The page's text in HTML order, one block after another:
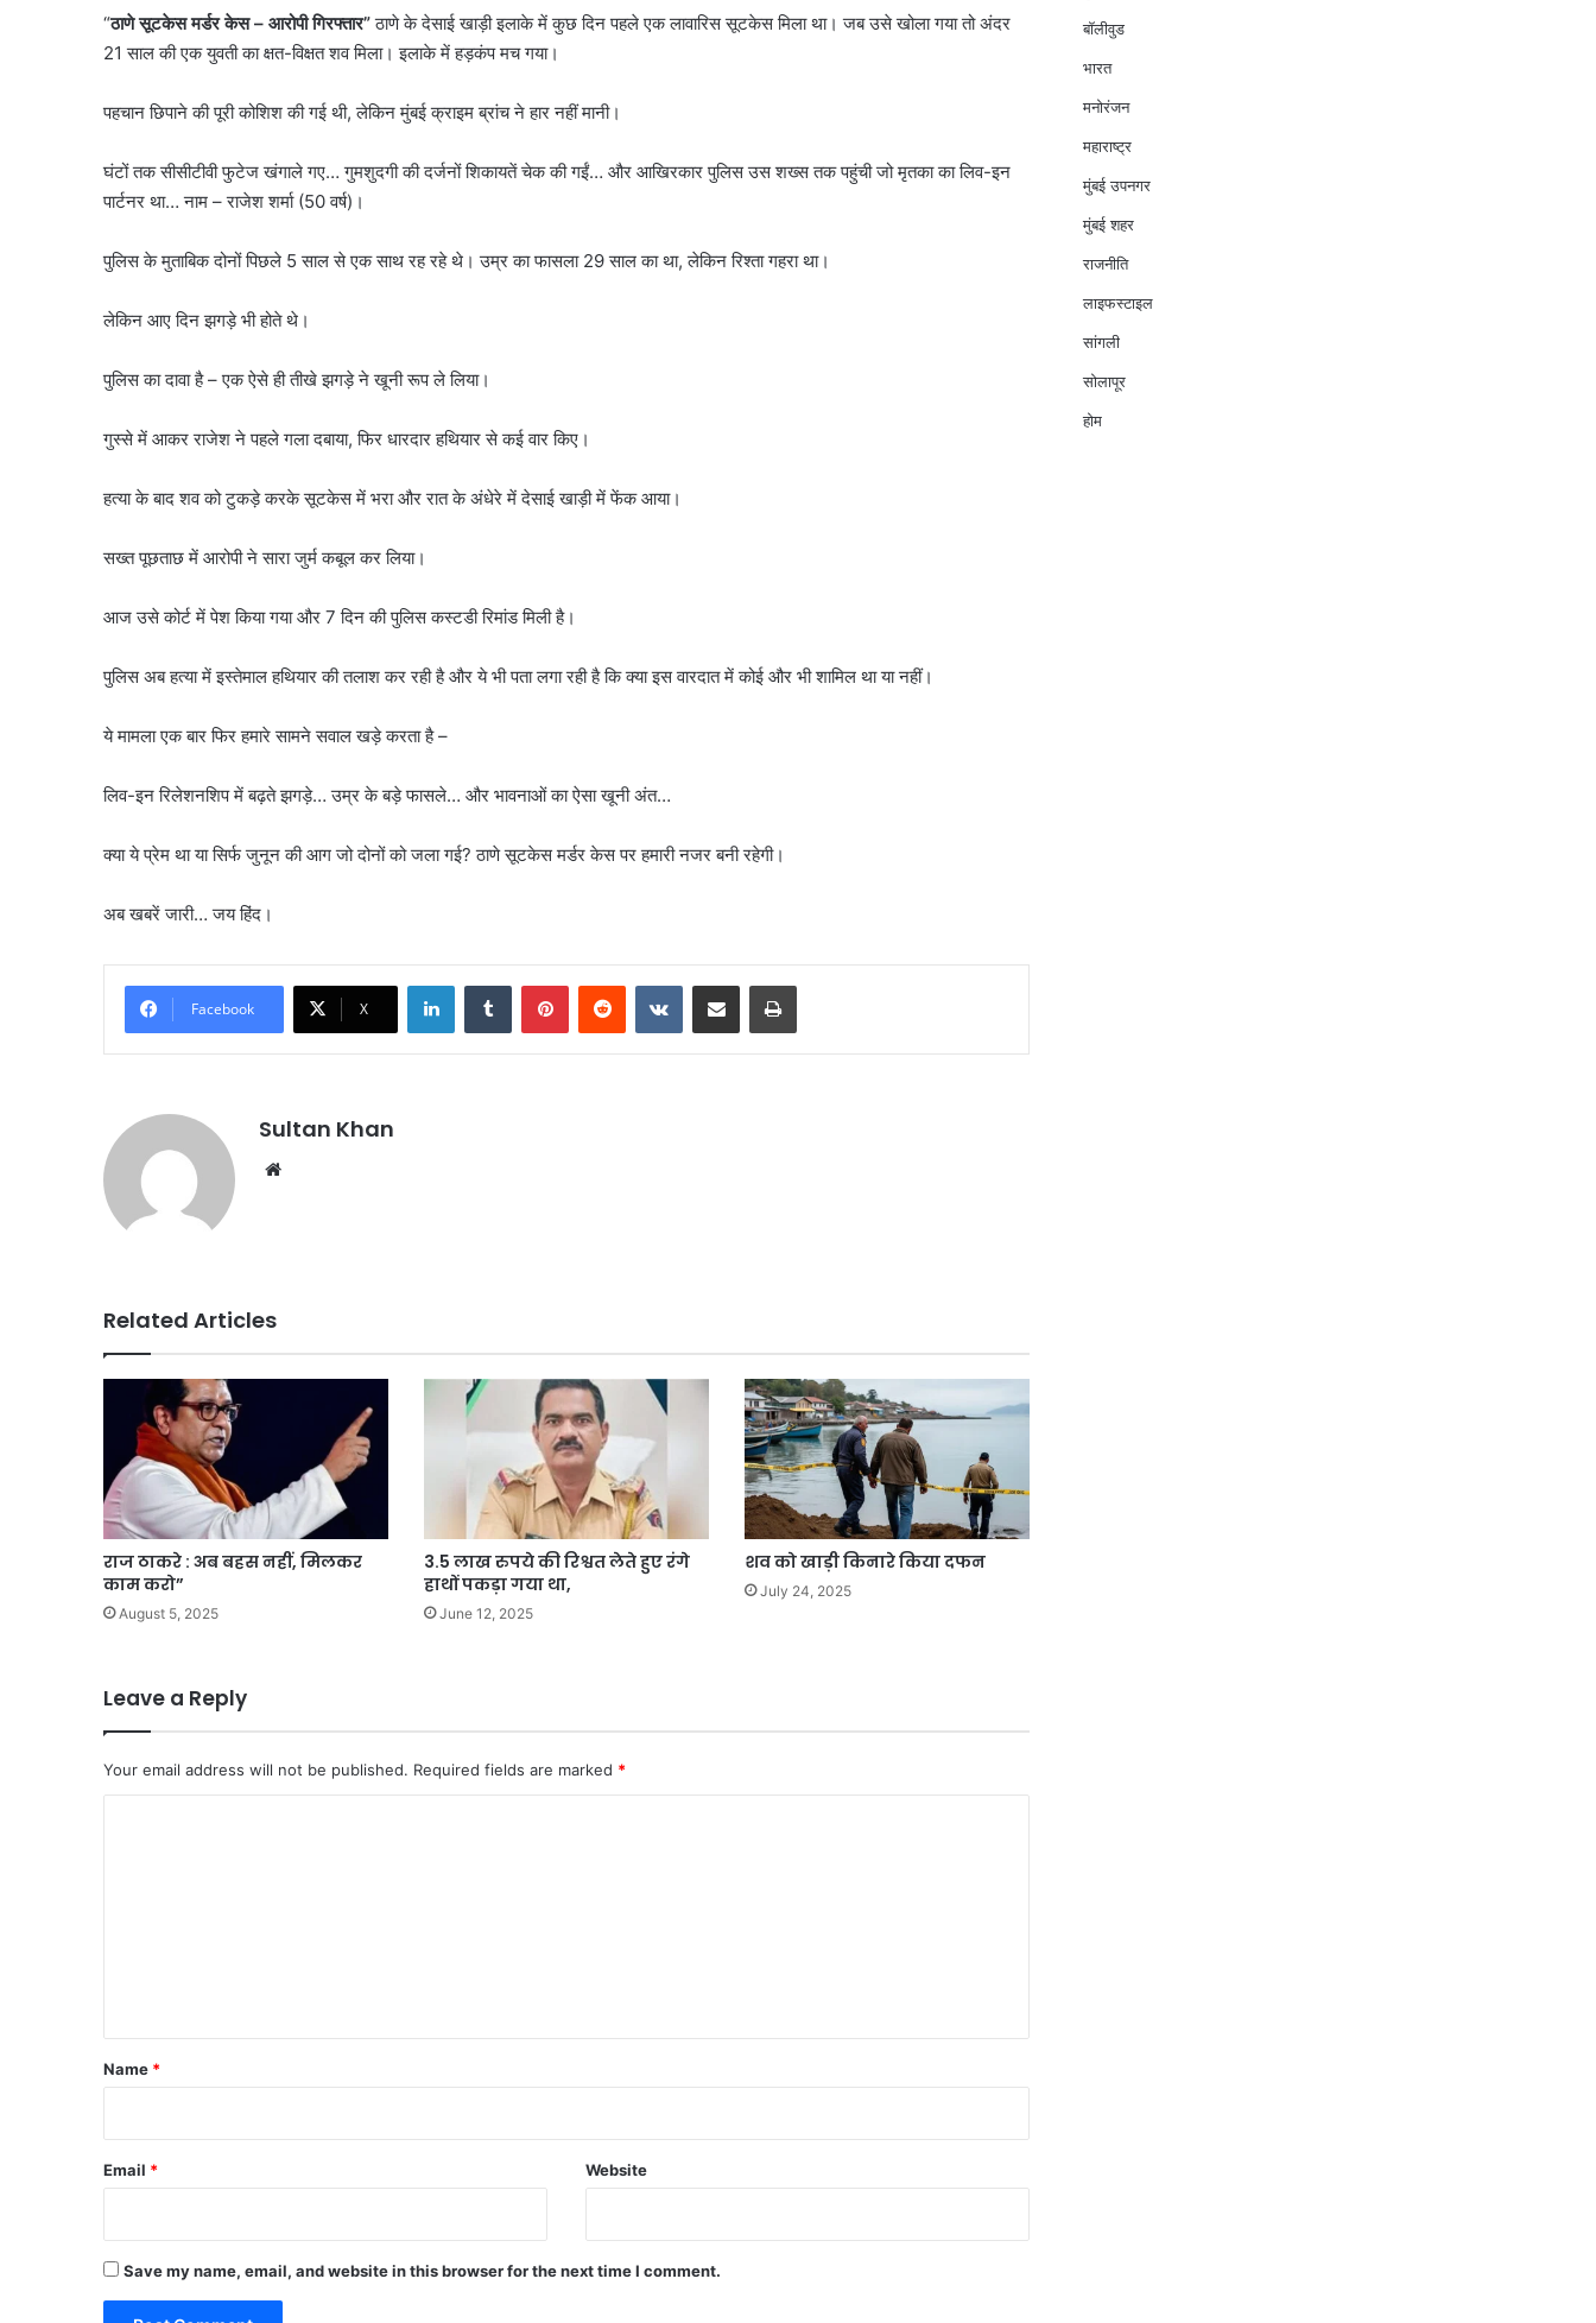
“ठाणे सूटकेस मर्डर केस – आरोपी गिरफ्तार”ठाणे के देसाई खाड़ी इलाके में कुछ दिन पहले एक लावारिस सूटकेस मिला था। जब उसे खोला गया तो अंदर
21 साल की एक युवती का क्षत-विक्षत शव मिला। इलाके में हड़कंप मच गया।
पहचान छिपाने की पूरी कोशिश की गई थी, लेकिन मुंबई क्राइम ब्रांच ने हार नहीं मानी।
घंटों तक सीसीटीवी फुटेज खंगाले गए… गुमशुदगी की दर्जनों शिकायतें चेक की गईं… और आखिरकार पुलिस उस शख्स तक पहुंची जो मृतका का लिव-इन
पार्टनर था… नाम – राजेश शर्मा (50 वर्ष)।
पुलिस के मुताबिक दोनों पिछले 5 साल से एक साथ रह रहे थे। उम्र का फासला 29 साल का था, लेकिन रिश्ता गहरा था।
लेकिन आए दिन झगड़े भी होते थे।
पुलिस का दावा है – एक ऐसे ही तीखे झगड़े ने खूनी रूप ले लिया।
गुस्से में आकर राजेश ने पहले गला दबाया, फिर धारदार हथियार से कई वार किए।
हत्या के बाद शव को टुकड़े करके सूटकेस में भरा और रात के अंधेरे में देसाई खाड़ी में फेंक आया।
सख्त पूछताछ में आरोपी ने सारा जुर्म कबूल कर लिया।
आज उसे कोर्ट में पेश किया गया और 7 दिन की पुलिस कस्टडी रिमांड मिली है।
पुलिस अब हत्या में इस्तेमाल हथियार की तलाश कर रही है और ये भी पता लगा रही है कि क्या इस वारदात में कोई और भी शामिल था या नहीं।
ये मामला एक बार फिर हमारे सामने सवाल खड़े करता है –
लिव-इन रिलेशनशिप में बढ़ते झगड़े… उम्र के बड़े फासले… और भावनाओं का ऐसा खूनी अंत…
क्या ये प्रेम था या सिर्फ जुनून की आग जो दोनों को जला गई? ठाणे सूटकेस मर्डर केस पर हमारी नजर बनी रहेगी।
अब खबरें जारी… जय हिंद।
Facebook X
Sultan Khan
Related Articles
राज ठाकरे : अब बहस नहीं, मिलकर
काम करो”
August 5, 2025
3.5 लाख रुपये की रिश्वत लेते हुए रंगे
हाथों पकड़ा गया था,
June 12, 2025
शव को खाड़ी किनारे किया दफन
July 24, 2025
Leave a Reply
Your email address will not be published. Required fields are marked *
*
Name *
Email * Website
Save my name, email, and website in this browser for the next time I comment.
बॉलीवुड
भारत
मनोरंजन
महाराष्ट्र
मुंबई उपनगर
मुंबई शहर
राजनीति
लाइफस्टाइल
सांगली
सोलापूर
होम